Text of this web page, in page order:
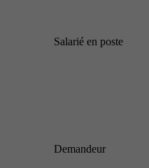
Salarié en poste
Demandeur